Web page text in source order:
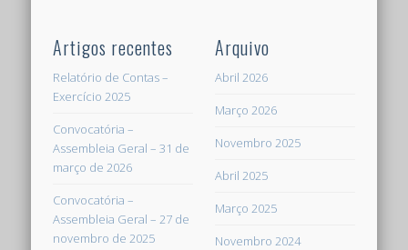
Artigos recentes
Relatório de Contas –
Exercício 2025
Convocatória –
Assembleia Geral – 31 de
março de 2026
Convocatória –
Assembleia Geral – 27 de
novembro de 2025
Arquivo
Abril 2026
Março 2026
Novembro 2025
Abril 2025
Março 2025
Novembro 2024